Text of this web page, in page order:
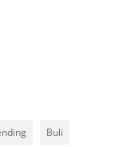
Buli